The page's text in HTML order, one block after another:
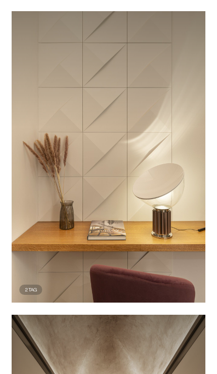
2TAG